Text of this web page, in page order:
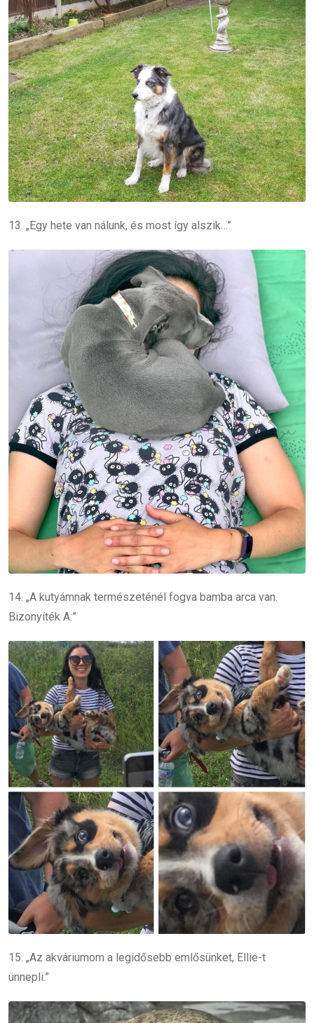
13. „Egy hete van nálunk, és most így alszik…”
14. „A kutyámnak természeténél fogva bamba arca van.
Bizonyíték A:”
15. „Az akváriumom a legidősebb emlősünket, Ellie-t
ünnepli.”